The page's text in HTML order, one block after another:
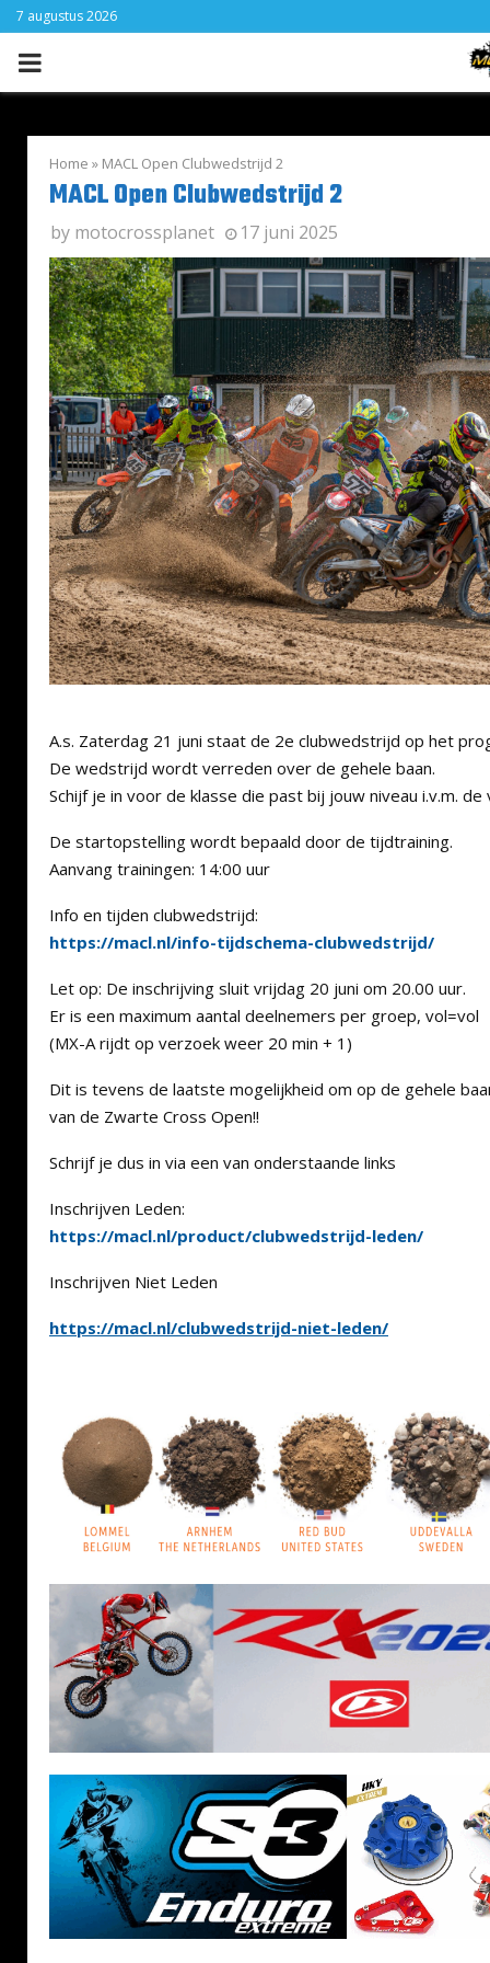
7 augustus 2026
PRIMARY
Home » MACL Open Clubwedstrijd 2
MACL Open Clubwedstrijd 2
by motocrossplanet 17 juni 2025
A.s. Zaterdag 21 juni staat de 2e clubwedstrijd op het
De wedstrijd wordt verreden over de gehele baan.
Schijf je in voor de klasse die past bij jouw niveau i.v.m. de
De startopstelling wordt bepaald door de tijdtraining.
Aanvang trainingen: 14:00 uur
Info en tijden clubwedstrijd:
https://macl.nl/info-tijdschema-clubwedstrijd/
Let op: De inschrijving sluit vrijdag 20 juni om 20.00 uur.
Er is een maximum aantal deelnemers per groep, vol=vol
(MX-A rijdt op verzoek weer 20 min + 1)
Dit is tevens de laatste mogelijkheid om op de gehele
van de Zwarte Cross Open!!
Schrijf je dus in via een van onderstaande links
Inschrijven Leden:
https://macl.nl/product/clubwedstrijd-leden/
Inschrijven Niet Leden
https://macl.nl/clubwedstrijd-niet-leden/